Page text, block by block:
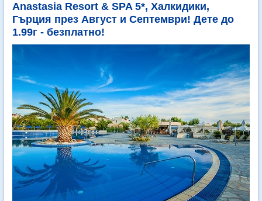
Anastasia Resort & SPA 5*, Халкидики,
Гърция през Август и Септември! Дете до
1.99г - безплатно!